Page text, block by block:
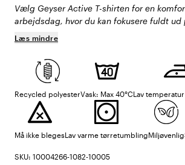
Vælg Geyser Active T-shirten for en
arbejdsdag, hvor du kan fokusere fuldt ud
Læs mindre
Recycled polyesterVask: Max 40°CLav
Må ikke blegesLav varme tørretumblingMiljøvenlig
SKU: 10004266-1082-10005